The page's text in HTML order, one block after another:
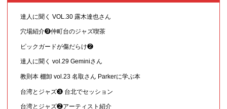
達人に聞く VOL.30 露木達也さん
穴場紹介❾仲町台のジャズ喫茶
ピックガードが傷だらけ❷
達人に聞く vol.29 Geminiさん
教則本 棚卸 vol.23 名取さん Parkerに学ぶ本
台湾とジャズ❸ 台北でセッション
台湾とジャズ❷アーティスト紹介